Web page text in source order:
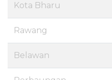
Kota Bharu
Rawang
Belawan